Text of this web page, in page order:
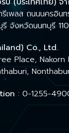
เพลส ถนนนครอิน
รี จังหวัดนนทบุรี
Co., Ltd.
Place, Nakorn
: 0-1255-